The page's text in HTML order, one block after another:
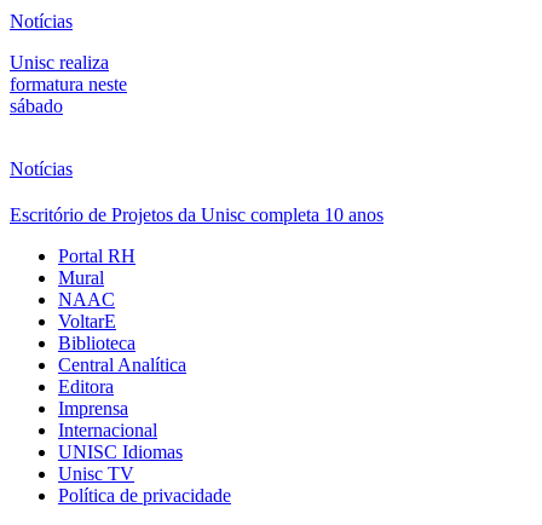
Notícias
Unisc realiza
formatura neste
sábado
Notícias
Escritório de Projetos da Unisc completa 10 anos
Portal RH
Mural
NAAC
VoltarE
Biblioteca
Central Analítica
Editora
Imprensa
Internacional
UNISC Idiomas
Unisc TV
Política de privacidade